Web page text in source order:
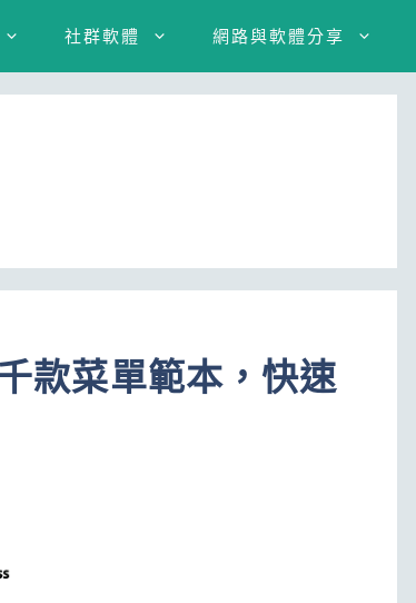
社群軟體 網路與軟體分享
款菜單範本，快速